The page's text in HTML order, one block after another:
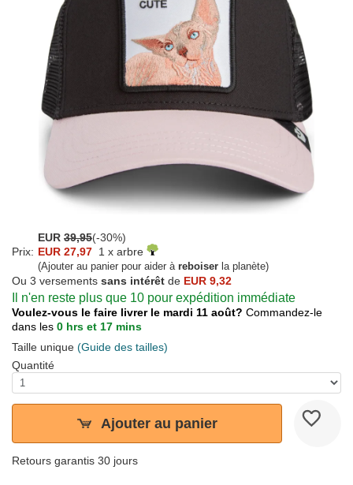
EUR 39,95(-30%)
Prix: EUR 27,97 1 x arbre
(Ajouter au panier pour aider à reboiser la planète)
Ou 3 versements sans intérêt de EUR 9,32
Il n'en reste plus que 10 pour expédition immédiate
Voulez-vous le faire livrer le mardi 11 août? Commandez-le
dans les 0 hrs et 17 mins
Taille unique (Guide des tailles)
Quantité
Ajouter au panier
Retours garantis 30 jours